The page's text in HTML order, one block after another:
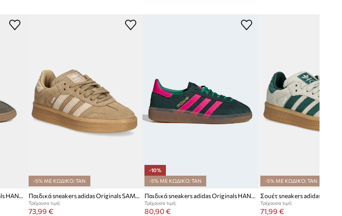
-5% ΜΕ ΚΩΔΙΚΟ: TAN
Παιδικά sneakers adidas Originals SAMBA XLG
Τρέχουσα τιμή:
73,99 €
-10%
-5% ΜΕ ΚΩΔΙΚΟ: TAN
Τρέχουσα τιμή:
80,90 €
-5% ΜΕ ΚΩΔΙΚΟ: TAN
Τρέχουσα τιμή:
71,99 €